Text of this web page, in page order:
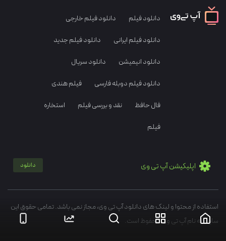
دانلود فیلم دانلود فیلم خارجی
دانلود فیلم ایرانی دانلود فیلم جدید
دانلود انیمیشن دانلود سریال
دانلود فیلم دوبله فارسی فیلم هندی
فال حافظ نقد و بررسی فیلم استخاره
فیلم
اپلیکیشن آپ تی وی دانلود
استفاده از محتوا و لینک های دانلود آپ تی وی، مجاز نمی باشد. تمامی حقوق این
سایت به نام آپ تی وی محفوظ است.